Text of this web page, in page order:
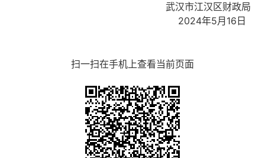
武汉市江汉区财政局
2024年5月16日
扫一扫在手机上查看当前页面